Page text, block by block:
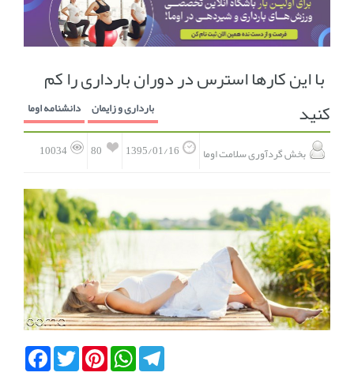
دانشنامه سلامت بانوان پرسش و پاسخ
انجمن متخصصین زنان و اوما انتخاب نام کودک
اپلیکیشن بارداری و کودک اوما
با این کارها استرس در دوران بارداری را کم
کنید
دانشنامه اوما بارداری و زایمان
10034 80 1395/01/16 بخش گردآوری سلامت اوما
FacebookTwitterPinterestWhatsAppTelegram